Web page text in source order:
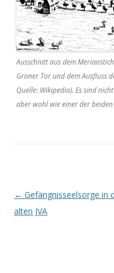
Ausschnitt aus dem
Groner Tor und dem Ausfluss
Quelle: Wikipedia). Es sind
aber wohl wie einer der beiden
Beitrags-
Navigation
← Gefängnisseelsorge in
alten JVA